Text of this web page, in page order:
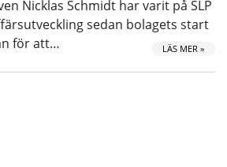
Nicklas Schmidt har varit på SLP
sedan bolagets start
för att…
LÄS MER »